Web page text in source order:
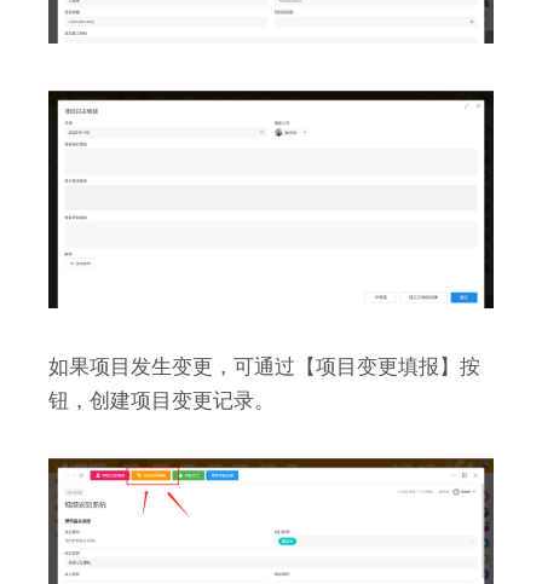
如果项目发生变更，可通过【项目变更填报】按
钮，创建项目变更记录。